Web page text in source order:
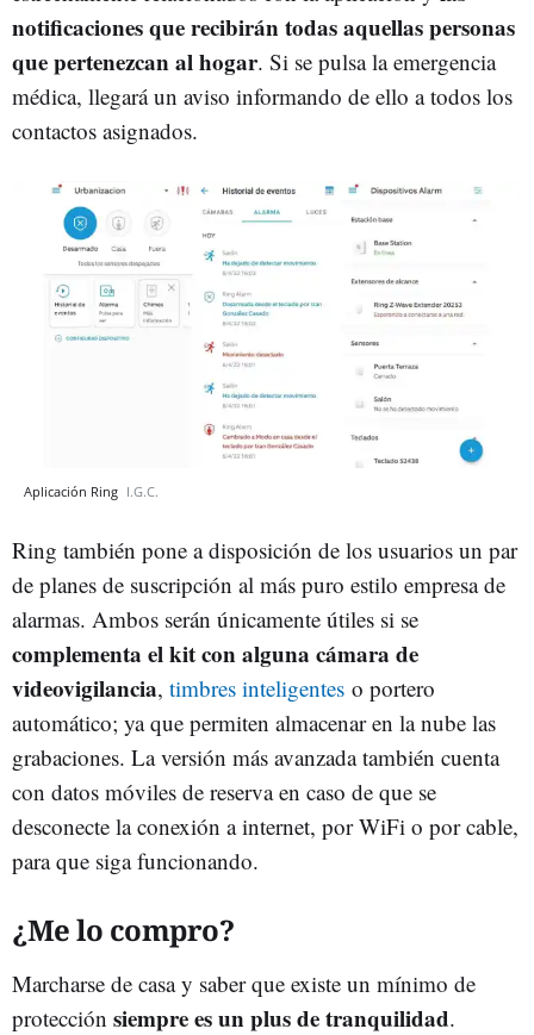
notificaciones que recibirán todas aquellas personas
que pertenezcan al hogar. Si se pulsa la emergencia
médica, llegará un aviso informando de ello a todos los
contactos asignados.
Aplicación Ring I.G.C.
Ring también pone a disposición de los usuarios un par
de planes de suscripción al más puro estilo empresa de
alarmas. Ambos serán únicamente útiles si se
complementa el kit con alguna cámara de
videovigilancia, timbres inteligentes o portero
automático; ya que permiten almacenar en la nube las
grabaciones. La versión más avanzada también cuenta
con datos móviles de reserva en caso de que se
desconecte la conexión a internet, por WiFi o por cable,
para que siga funcionando.
¿Me lo compro?
Marcharse de casa y saber que existe un mínimo de
protección siempre es un plus de tranquilidad.